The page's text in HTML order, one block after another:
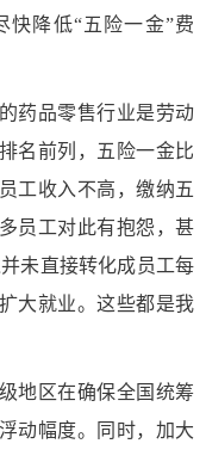
降低“五险一金”费
品零售行业是劳动
名前列，五险一金比
工收入不高，缴纳五
员工对此有抱怨，甚
未直接转化成员工每
大就业。这些都是我
区在确保全国统筹
动幅度。同时，加大